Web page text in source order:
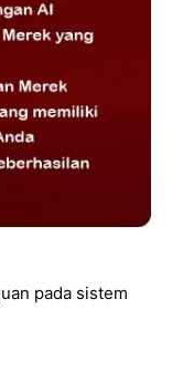
pada sistem